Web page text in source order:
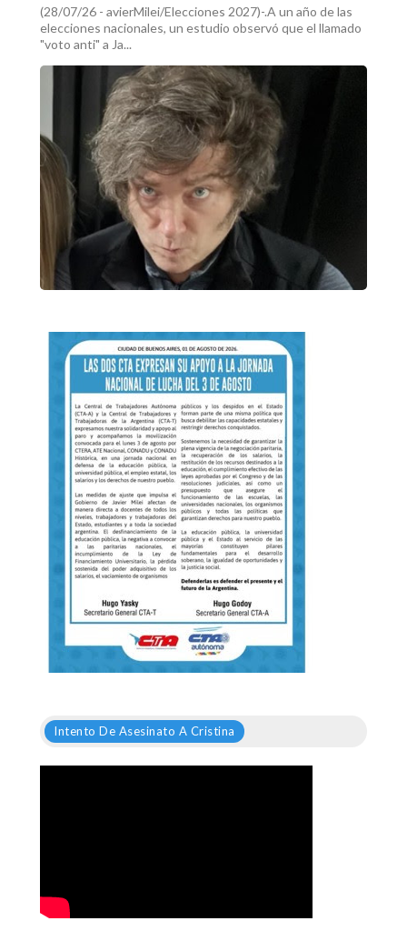
(28/07/26 - avierMilei/Elecciones 2027)-.A un año de las
elecciones nacionales, un estudio observó que el llamado
"voto anti" a Ja...
Intento De Asesinato A Cristina